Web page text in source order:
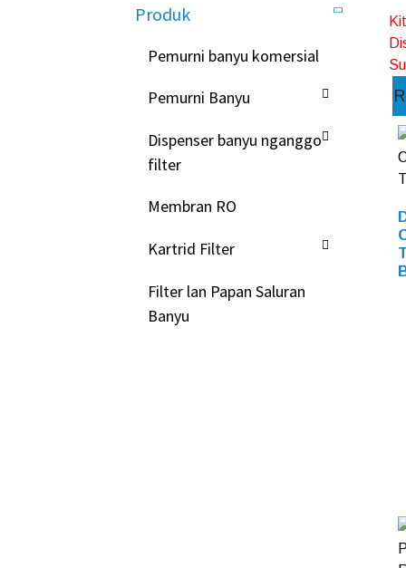
Produk
Pemurni banyu komersial
Pemurni Banyu
Dispenser banyu nganggo
filter
Membran RO
Kartrid Filter
Filter lan Papan Saluran
Banyu